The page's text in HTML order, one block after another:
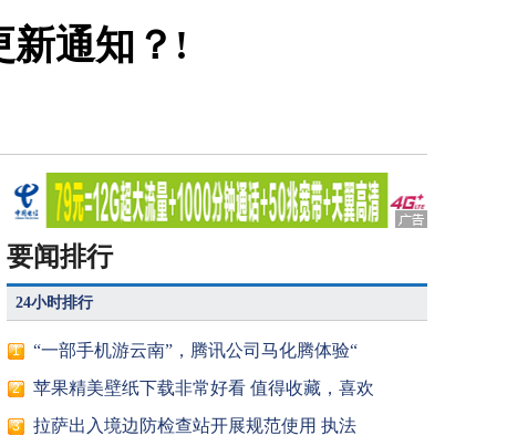
新通知？!
要闻排行
24小时排行
1 “一部手机游云南”，腾讯公司马化腾体验“
2 苹果精美壁纸下载非常好看 值得收藏，喜欢
3 拉萨出入境边防检查站开展规范使用 执法